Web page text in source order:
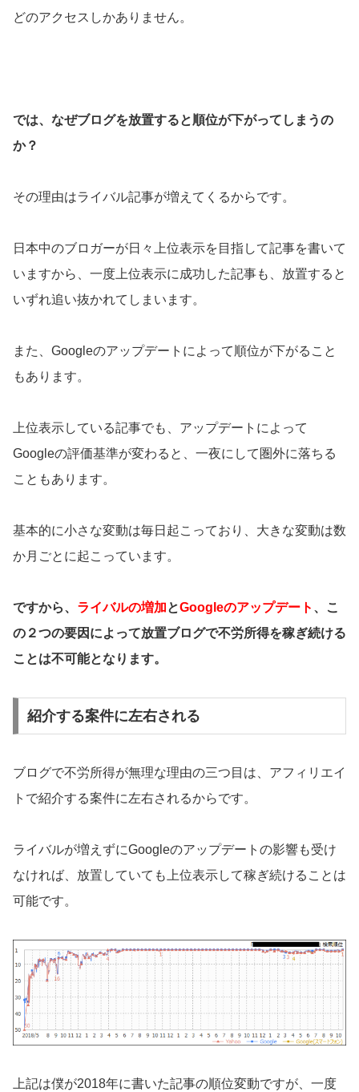
どのアクセスしかありません。
では、なぜブログを放置すると順位が下がってしまうの
か？
その理由はライバル記事が増えてくるからです。
日本中のブロガーが日々上位表示を目指して記事を書いて
いますから、一度上位表示に成功した記事も、放置すると
いずれ追い抜かれてしまいます。
また、Googleのアップデートによって順位が下がること
もあります。
上位表示している記事でも、アップデートによって
Googleの評価基準が変わると、一夜にして圏外に落ちる
こともあります。
基本的に小さな変動は毎日起こっており、大きな変動は数
か月ごとに起こっています。
ですから、 ライバルの増加とGoogleのアップデート 、こ
の２つの要因によって放置ブログで不労所得を稼ぎ続ける
ことは不可能となります。
紹介する案件に左右される
ブログで不労所得が無理な理由の三つ目は、アフィリエイ
トで紹介する案件に左右されるからです。
ライバルが増えずにGoogleのアップデートの影響も受け
なければ、放置していても上位表示して稼ぎ続けることは
可能です。
上記は僕が2018年に書いた記事の順位変動ですが、一度